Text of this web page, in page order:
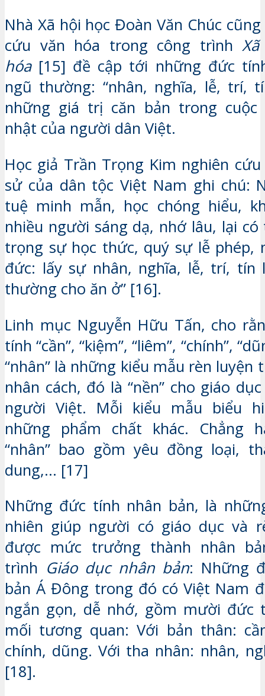
Nhà Xã hội học Đoàn Văn Chúc
cứu văn hóa trong công trình
hóa[15] đề cập tới những đức
ngũ thường: “nhân, nghĩa, lễ, trí,
những giá trị căn bản trong cuộc
nhật của người dân Việt.
Học giả Trần Trọng Kim nghiên
sử của dân tộc Việt Nam ghi chú:
tuệ minh mẫn, học chóng hiểu,
nhiều người sáng dạ, nhớ lâu, lại
trọng sự học thức, quý sự lễ phép,
đức: lấy sự nhân, nghĩa, lễ, trí, tín
thường cho ăn ở” [16].
Linh mục Nguyễn Hữu Tấn, cho
tính “cần”, “kiệm”, “liêm”, “chính”,
“nhân” là những kiểu mẫu rèn luyện
nhân cách, đó là “nền” cho giáo
người Việt. Mỗi kiểu mẫu biểu
những phẩm chất khác. Chẳng
“nhân” bao gồm yêu đồng loại,
dung,… [17]
Những đức tính nhân bản, là
nhiên giúp người có giáo dục và
được mức trưởng thành nhân
trình Giáo dục nhân bản: Những
bản Á Đông trong đó có Việt Nam
ngắn gọn, dễ nhớ, gồm mười đức
mối tương quan: Với bản thân:
chính, dũng. Với tha nhân: nhân,
[18].